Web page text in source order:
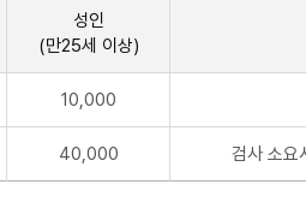
성인
(만25세 이상)
10,000
40,000 검사 소요